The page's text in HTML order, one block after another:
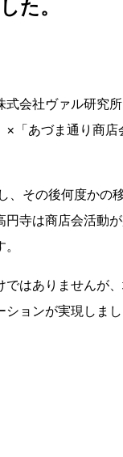
した。
会社ヴァル研究
「あづま通り商
、その後何度かの
寺は商店会活動
はありませんが
ョンが実現しま